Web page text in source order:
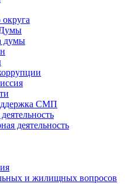
Думы
думы
СМП
деятельность
и жилищных вопросов